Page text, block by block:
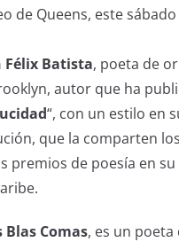
de Queens, este
Félix Batista, poeta de
autor que ha
“, con un estilo en
que la comparten
premios de poesía en
Blas Comas, es un poeta